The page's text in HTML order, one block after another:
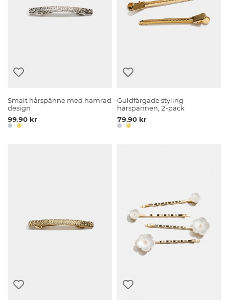
Smalt hårspänne med hamrad
design
99.90 kr
Guldfärgade styling
hårspännen, 2-pack
79.90 kr